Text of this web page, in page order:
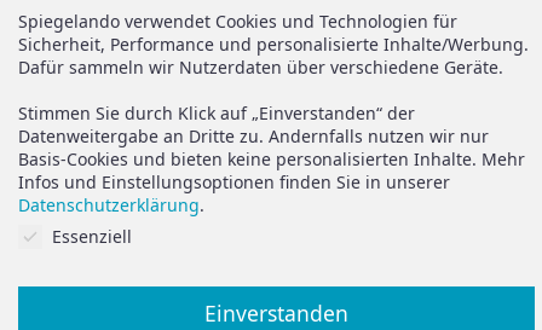
Versand
AGB
Vertrag widerrufen
Datenschutz
Impressum
Spiegelando Magazin
Support
Brauchen Sie Hilfe oder
haben Sie Fragen?
Spiegelando verwendet Cookies und Technologien für
Sicherheit, Performance und personalisierte Inhalte/Werbung.
Dafür sammeln wir Nutzerdaten über verschiedene Geräte.
Stimmen Sie durch Klick auf „Einverstanden“ der
Datenweitergabe an Dritte zu. Andernfalls nutzen wir nur
Basis-Cookies und bieten keine personalisierten Inhalte. Mehr
Infos und Einstellungsoptionen finden Sie in unserer
Datenschutzerklärung.
Cookies auf Sie abgestimmt.
Essenziell
Einverstanden